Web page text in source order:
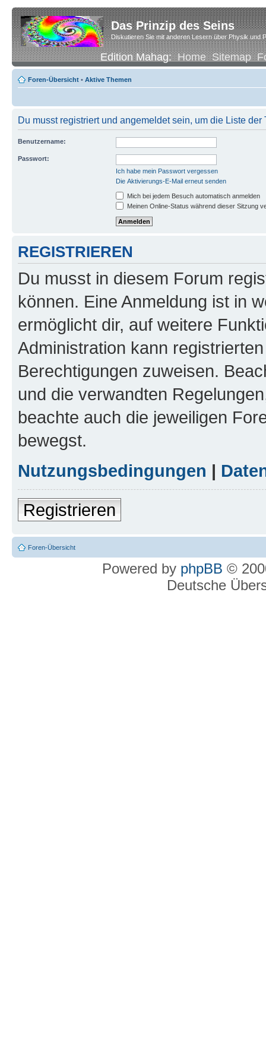
Das Prinzip des Seins
Diskutieren Sie mit anderen Lesern über Physik und
Edition Mahag:Home Sitemap
Foren-Übersicht • Aktive Themen
Du musst registriert und angemeldet sein, um die Liste
Benutzername:
Passwort:
Ich habe mein Passwort vergessen
Die Aktivierungs-E-Mail erneut senden
Mich bei jedem Besuch automatisch anmelden
Meinen Online-Status während dieser Sitzung
REGISTRIEREN
Du musst in diesem Forum
können. Eine Anmeldung ist in
ermöglicht dir, auf weitere
Administration kann
Berechtigungen zuweisen.
und die verwandten
beachte auch die jeweiligen
bewegst.
Nutzungsbedingungen |
Registrieren
Foren-Übersicht
Powered by phpBB ©
Deutsche